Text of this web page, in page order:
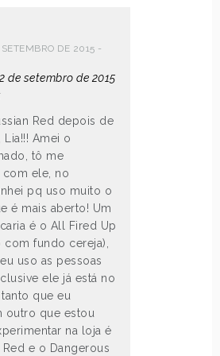
DE 2015 -
de setembro de 2015
Red depois de
Amei o
tô me
com ele, no
pq uso muito o
é mais aberto! Um
é o All Fired Up
com fundo cereja),
uso as pessoas
ele já está no
que eu
outro que estou
na loja é
e o Dangerous